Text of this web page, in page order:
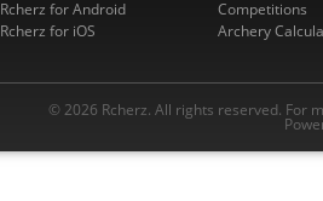
Rcherz for Android
Rcherz for iOS
Competitions
Archery
© 2026 Rcherz. All rights reserved. For